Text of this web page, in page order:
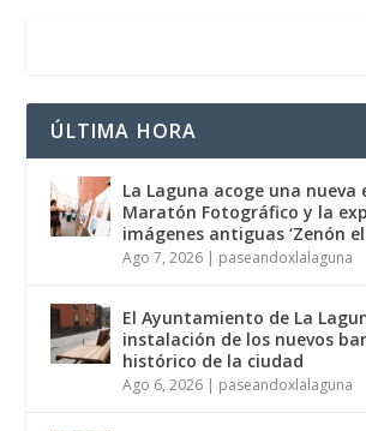
ÚLTIMA HORA
La Laguna acoge una nueva
Maratón Fotográfico y la
imágenes antiguas ‘Zenón
Ago 7, 2026 | paseandoxlalaguna
El Ayuntamiento de La
instalación de los nuevos
histórico de la ciudad
Ago 6, 2026 | paseandoxlalaguna